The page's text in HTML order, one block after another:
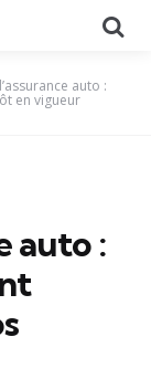
auto :
en vigueur
auto :